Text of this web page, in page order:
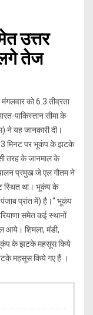
उत्तर
तेज
को 6.3 तीव्रता
पाकिस्तान सीमा के
ने यह जानकारी दी।
33 मिनट पर भूकंप के झटके
तरह के जानमाल के
प्रमुख जे एल गौतम ने
स्थित था। भूकंप के
प्रांत में) है।“ भूकंप
समेत कई स्थानों
आये। शिमला, मंडी,
भूकंप के झटके महसूस किये
महसूस किये गए हैं ।